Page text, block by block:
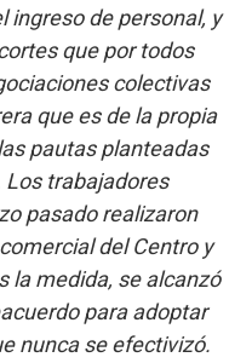
ingreso de personal, y
que por todos
colectivas
que es de la propia
pautas planteadas
trabajadores
pasado realizaron
del Centro y
la medida, se alcanzó
para adoptar
nunca se efectivizó.